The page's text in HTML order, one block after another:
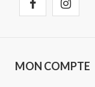
MON COMPTE